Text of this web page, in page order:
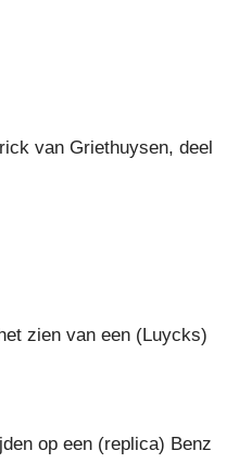
van Griethuysen, deel
deel 3
zien van een (Luycks)
Vabis
op een (replica) Benz